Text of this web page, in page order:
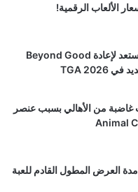
الألعاب الرقمية!
إشاعة: يوبيسوفت تستعد لإعادة Beyond Good
غاضبة من الأهالي بسبب عنصر
العرض المطول القادم للعبة